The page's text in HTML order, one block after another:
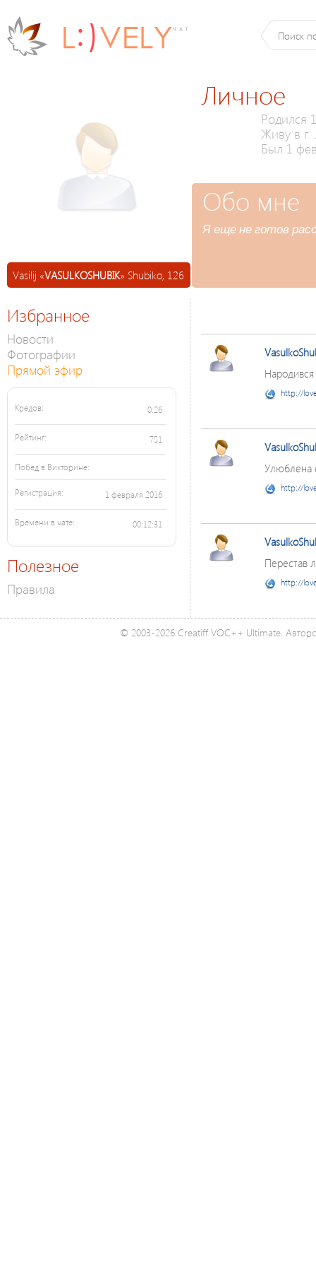
Vasilij «VASULKOSHUBIK» Shubiko, 126
Личное
Родился
Живу в г.
Был 1
Обо мне
Я еще не готов
Избранное
Новости
Фотографии
Прямой эфир
Кредов: 0.26
Рейтинг: 751
Побед в Викторине:
Регистрация: 1 февраля 2016
Времени в чате: 00:12:31
Полезное
Правила
http://
Улюблена
http://
Перестав
http://
© 2003-2026 Creatiff VOC++ Ultimate.